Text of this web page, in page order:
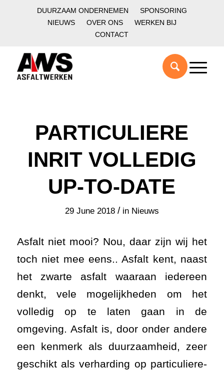
DUURZAAM ONDERNEMEN
SPONSORING
NIEUWS
OVER ONS
WERKEN BIJ
CONTACT
PARTICULIERE
INRIT VOLLEDIG
UP-TO-DATE
29 June 2018 / in Nieuws
Asfalt niet mooi? Nou, daar zijn wij het
toch niet mee eens.. Asfalt kent, naast
het zwarte asfalt waaraan iedereen
denkt, vele mogelijkheden om het
volledig op te laten gaan in de
omgeving. Asfalt is, door onder andere
een kenmerk als duurzaamheid, zeer
geschikt als verharding op particuliere-